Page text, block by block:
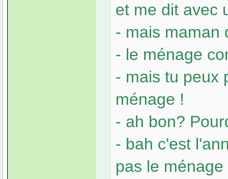
et me dit avec
- mais maman
- le ménage
- mais tu peux
ménage !
- ah bon?
- bah c'est
pas le